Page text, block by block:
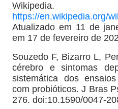
Wikipedia.
https://en.wikipedia.org/
Atualizado em 11 de
em 17 de fevereiro de
Souzedo F, Bizarro L,
cérebro e sintomas
sistemática dos
com probióticos. J Bras
276. doi:10.1590/0047-